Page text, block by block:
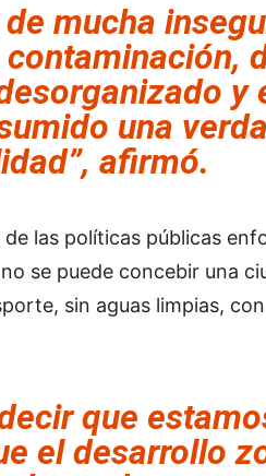
mucha
y
una
afirmó.
las políticas públicas
se puede concebir una
sin aguas limpias,
que
el desarrollo